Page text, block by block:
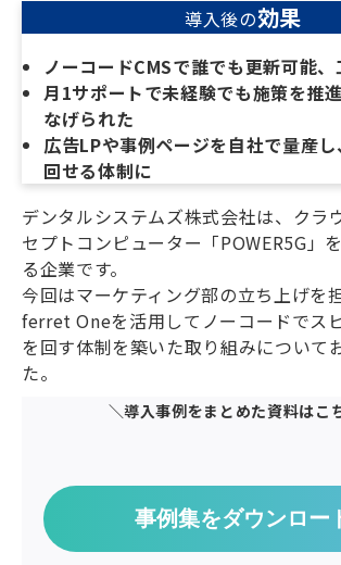
導入後の効果
ノーコードCMSで誰でも更新可能
月1サポートで未経験でも施策を推
なげられた
広告LPや事例ページを自社で量産し
回せる体制に
デンタルシステムズ株式会社は、クラ
セプトコンピューター「POWER5G」
る企業です。
今回はマーケティング部の立ち上げを
ferret Oneを活用してノーコードでス
を回す体制を築いた取り組みについて
た。
＼導入事例をまとめた資料はこ
事例集をダウンロー